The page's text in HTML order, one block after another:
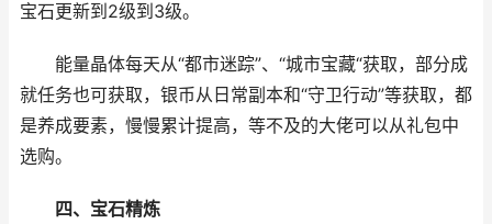
宝石更新到2级到3级。
能量晶体每天从“都市迷踪”、“城市宝藏“获取，部分成
就任务也可获取，银币从日常副本和“守卫行动”等获取，都
是养成要素，慢慢累计提高，等不及的大佬可以从礼包中
选购。
四、宝石精炼